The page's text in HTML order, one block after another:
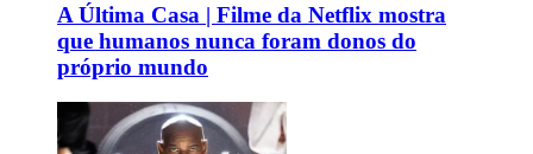
A Última Casa | Filme da Netflix mostra
que humanos nunca foram donos do
próprio mundo